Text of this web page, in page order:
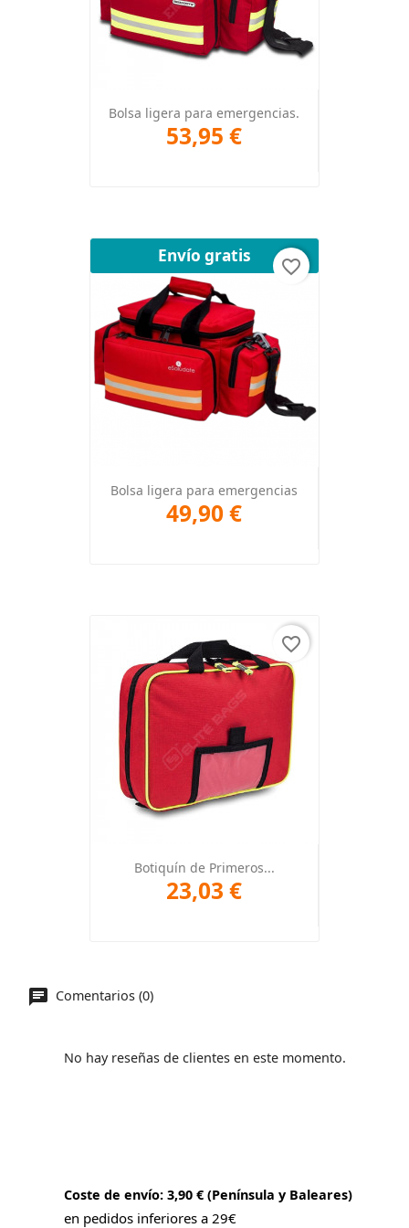
Bolsa ligera para emergencias.
53,95 €
Bolsa ligera para emergencias
49,90 €
Envío gratis
favorite_border
Botiquín de Primeros...
23,03 €
favorite_border
Comentarios (0)
No hay reseñas de clientes en este momento.
Coste de envío: 3,90 € (Península y Baleares)
en pedidos inferiores a 29€